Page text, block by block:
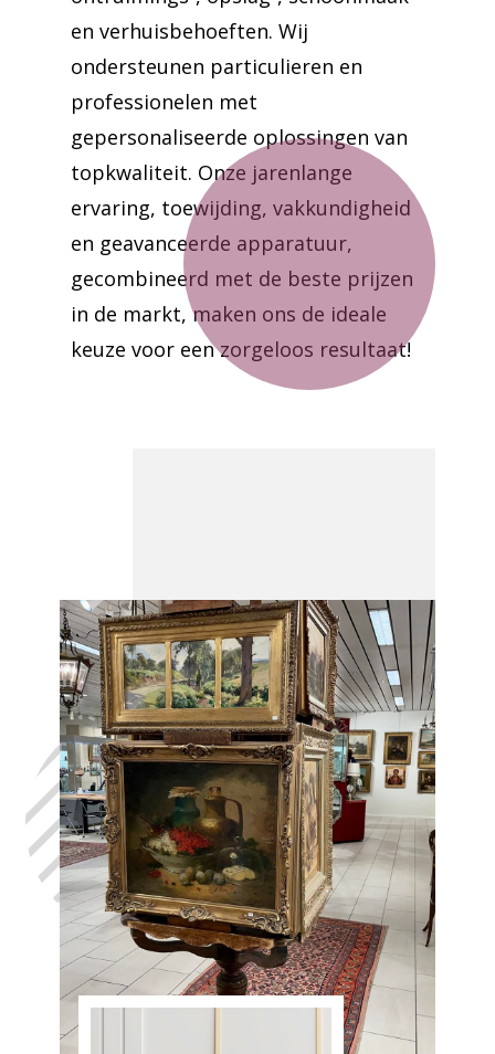
en verhuisbehoeften. Wij
ondersteunen particulieren en
professionelen met
gepersonaliseerde oplossingen van
topkwaliteit. Onze jarenlange
ervaring, toewijding, vakkundigheid
en geavanceerde apparatuur,
gecombineerd met de beste prijzen
in de markt, maken ons de ideale
keuze voor een zorgeloos resultaat!
Laat uw huis
leegmaken
Aarsele, in het
volste
vertrouwen,
met de hulp
van Antiek
Opkoper
Aarsele